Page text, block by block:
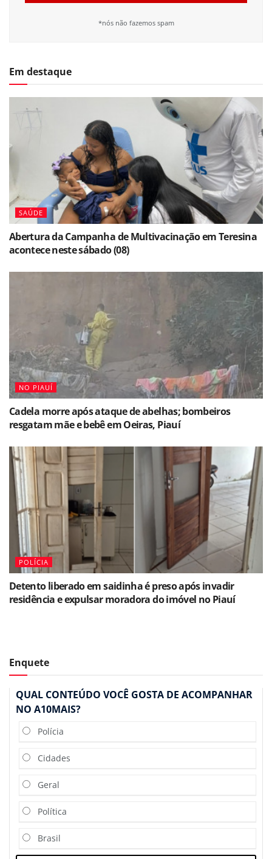
*nós não fazemos spam
Em destaque
SAÚDE
Abertura da Campanha de Multivacinação em Teresina
acontece neste sábado (08)
NO PIAUÍ
Cadela morre após ataque de abelhas; bombeiros
resgatam mãe e bebê em Oeiras, Piauí
POLÍCIA
Detento liberado em saidinha é preso após invadir
residência e expulsar moradora do imóvel no Piauí
Enquete
QUAL CONTEÚDO VOCÊ GOSTA DE ACOMPANHAR
NO A10MAIS?
Polícia
Cidades
Geral
Política
Brasil